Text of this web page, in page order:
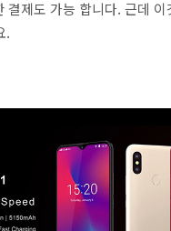
결제도 가능 합니다. 근데 이
.